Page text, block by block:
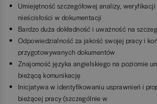
Umiejętność szczegółowej analizy,
nieścisłości w dokumentacji
Bardzo duża dokładność i uważność na
Odpowiedzialność za jakość swojej pracy i
przygotowywanych dokumentów
Znajomość języka angielskiego na poziomie
bieżącą komunikację
Inicjatywa w identyfikowaniu usprawnień i
bieżącej pracy (szczególnie w